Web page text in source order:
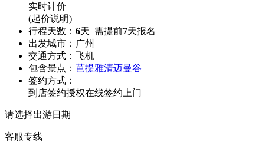
实时计价
(起价说明)
行程天数： 6天 需提前7天报名
出发城市： 广州
交通方式： 飞机
包含景点： 芭提雅清迈曼谷
签约方式：
到店签约授权在线签约 上门
请选择出游日期
客服专线